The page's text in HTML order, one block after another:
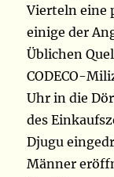
Vierteln eine
einige der
Üblichen
CODECO-
Uhr in die
des
Djugu
Männer